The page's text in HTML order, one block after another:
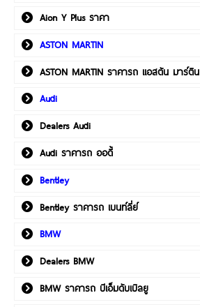
Aion Y Plus ราคา
ASTON MARTIN
ASTON MARTIN ราคารถ แอสตัน มาร์ติน
Audi
Dealers Audi
Audi ราคารถ ออดี้
Bentley
Bentley ราคารถ เบนท์ลี่ย์
BMW
Dealers BMW
BMW ราคารถ บีเอ็มดับเบิลยู